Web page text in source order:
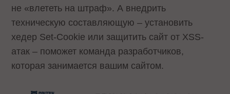
не «влететь на штраф». А внедрить
техническую составляющую – установить
хедер Set-Cookie или защитить сайт от XSS-
атак – поможет команда разработчиков,
которая занимается вашим сайтом.